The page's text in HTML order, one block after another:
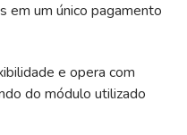
em um único pagamento
e opera com
do módulo utilizado